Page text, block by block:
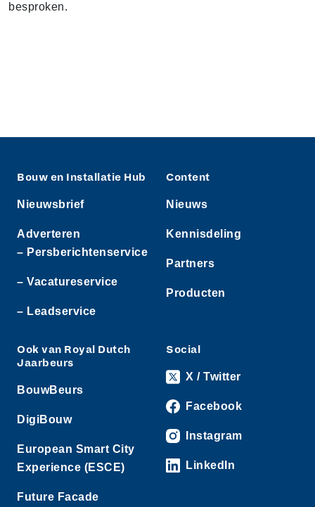
besproken.
Bouw en Installatie Hub
Nieuwsbrief
Adverteren
– Persberichtenservice
– Vacatureservice
– Leadservice
Content
Nieuws
Kennisdeling
Partners
Producten
Ook van Royal Dutch
Jaarbeurs
BouwBeurs
DigiBouw
European Smart City
Experience (ESCE)
Future Facade
Social
X / Twitter
Facebook
Instagram
LinkedIn